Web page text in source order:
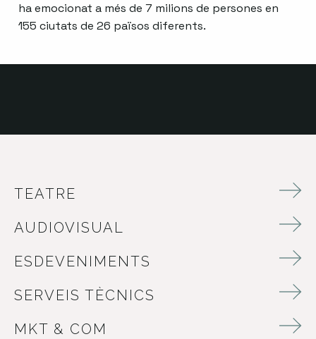
ha emocionat a més de 7 milions de persones en
155 ciutats de 26 països diferents.
TEATRE
AUDIOVISUAL
ESDEVENIMENTS
SERVEIS TÈCNICS
MKT & COM